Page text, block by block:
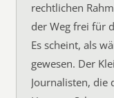
rechtlichen
der Weg frei für
Es scheint, als
gewesen. Der
Journalisten, die